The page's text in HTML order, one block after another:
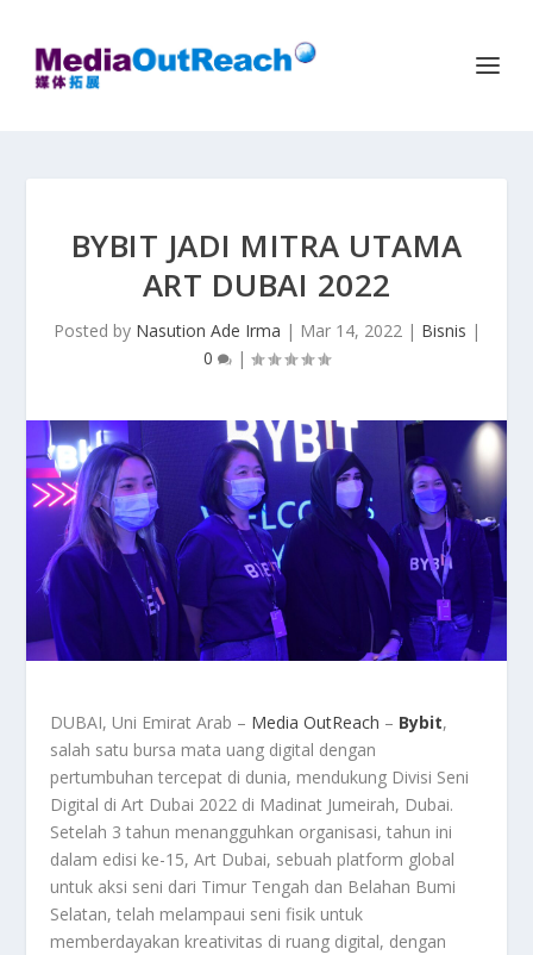
BYBIT JADI MITRA UTAMA
ART DUBAI 2022
Posted by Nasution Ade Irma | Mar 14, 2022| Bisnis |
0
|
DUBAI, Uni Emirat Arab – Media OutReach – Bybit,
salah satu bursa mata uang digital dengan
pertumbuhan tercepat di dunia, mendukung Divisi Seni
Digital di Art Dubai 2022 di Madinat Jumeirah, Dubai.
Setelah 3 tahun menangguhkan organisasi, tahun ini
dalam edisi ke-15, Art Dubai, sebuah platform global
untuk aksi seni dari Timur Tengah dan Belahan Bumi
Selatan, telah melampaui seni fisik untuk
memberdayakan kreativitas di ruang digital, dengan